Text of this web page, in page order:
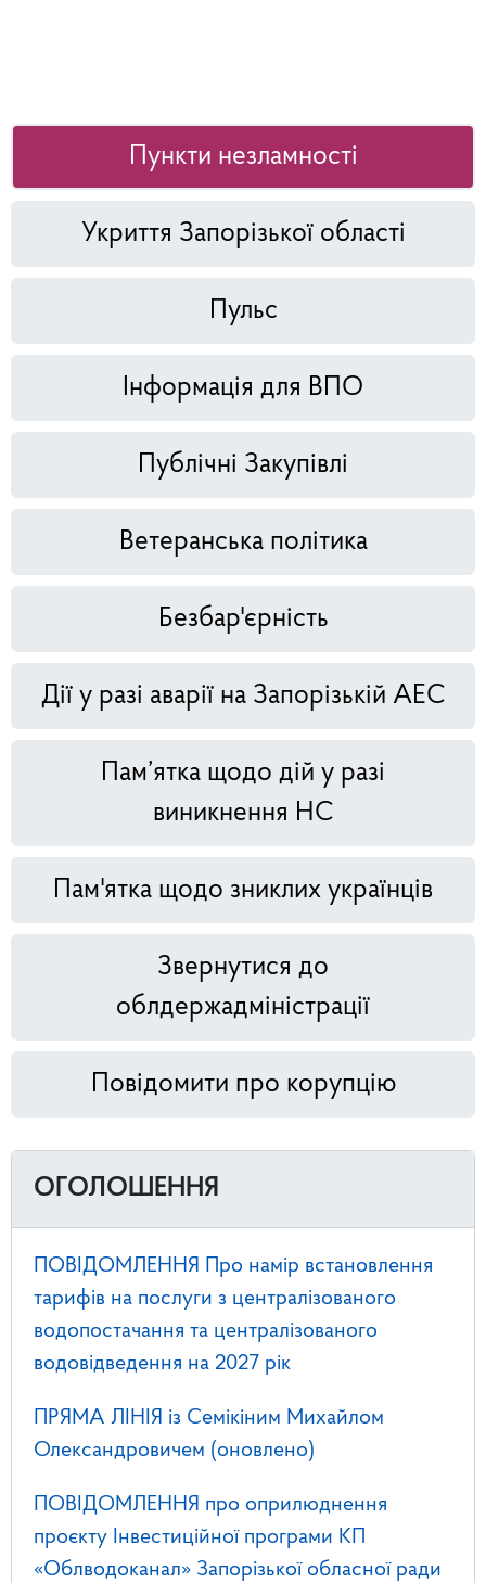
Пункти незламності
Укриття Запорізької області
Пульс
Інформація для ВПО
Публічні Закупівлі
Ветеранська політика
Безбар'єрність
Дії у разі аварії на Запорізькій АЕС
Пам’ятка щодо дій у разі
виникнення НС
Пам'ятка щодо зниклих українців
Звернутися до
облдержадміністрації
Повідомити про корупцію
ОГОЛОШЕННЯ
ПОВІДОМЛЕННЯ Про намір встановлення
тарифів на послуги з централізованого
водопостачання та централізованого
водовідведення на 2027 рік
ПРЯМА ЛІНІЯ із Семікіним Михайлом
Олександровичем (оновлено)
ПОВІДОМЛЕННЯ про оприлюднення
проєкту Інвестиційної програми КП
«Облводоканал» Запорізької обласної ради